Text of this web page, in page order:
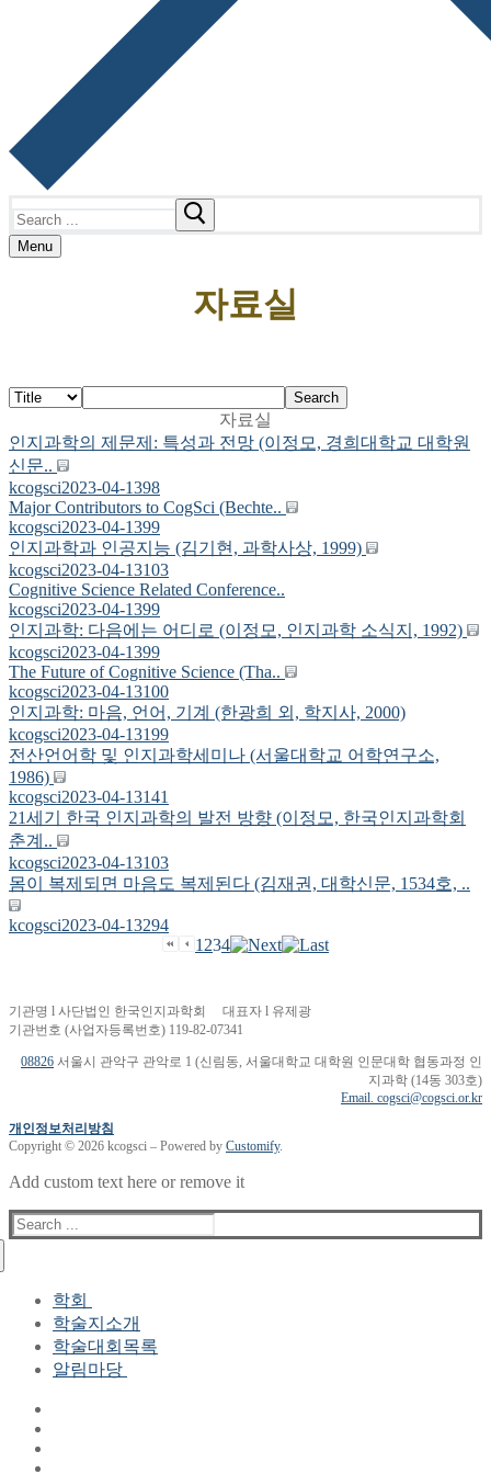
for:
Menu
자료실
Search
자료실
인지과학의 제문제: 특성과 전망 (이정모, 경희대학교 대학원
신문..
kcogsci2023-04-1398
Major Contributors to CogSci (Bechte..
kcogsci2023-04-1399
인지과학과 인공지능 (김기현, 과학사상, 1999)
kcogsci2023-04-13103
Cognitive Science Related Conference..
kcogsci2023-04-1399
인지과학: 다음에는 어디로 (이정모, 인지과학 소식지, 1992)
kcogsci2023-04-1399
The Future of Cognitive Science (Tha..
kcogsci2023-04-13100
인지과학: 마음, 언어, 기계 (한광희 외, 학지사, 2000)
kcogsci2023-04-13199
전산언어학 및 인지과학세미나 (서울대학교 어학연구소,
1986)
kcogsci2023-04-13141
21세기 한국 인지과학의 발전 방향 (이정모, 한국인지과학회
춘계..
kcogsci2023-04-13103
몸이 복제되면 마음도 복제된다 (김재권, 대학신문, 1534호, ..
kcogsci2023-04-13294
1 234
기관명 l 사단법인 한국인지과학회 대표자 l 유제광
기관번호 (사업자등록번호) 119-82-07341
08826 서울시 관악구 관악로 1 (신림동, 서울대학교 대학원 인문대학 협동과정 인
지과학 (14동 303호)
Email. cogsci@cogsci.or.kr
개인정보처리방침
Copyright © 2026 kcogsci – Powered by Customify.
Add custom text here or remove it
Search
for:
학회
학회장 인사말
현 임원진
역대 임원진
학술지소개
학술대회목록
알림마당